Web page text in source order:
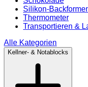
Silikon-
Thermometer
Transportieren &
Alle Kategorien
Kellner- & Notablocks